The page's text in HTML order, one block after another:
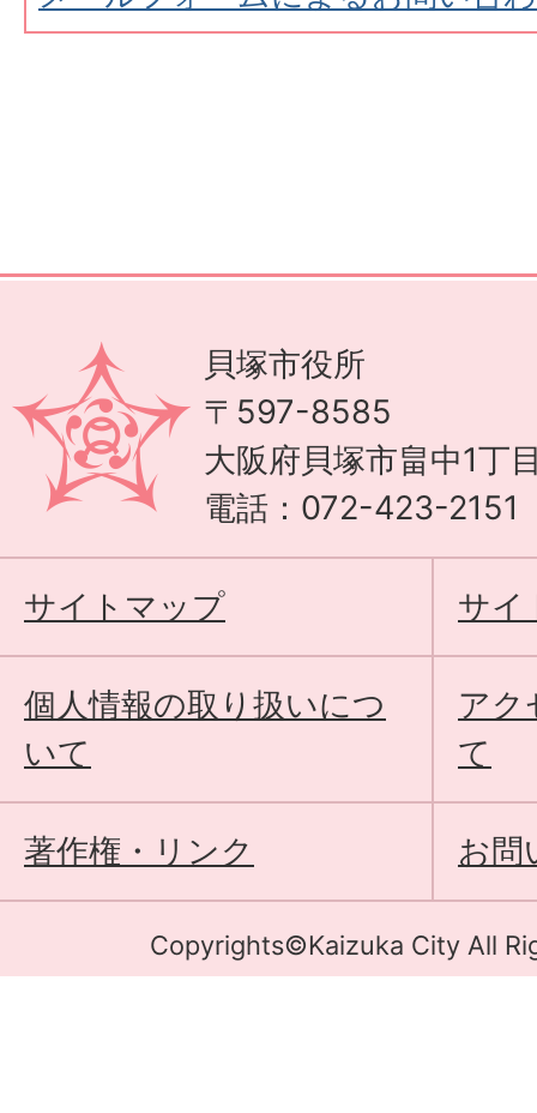
貝塚市役所
〒597-8585
大阪府貝塚市畠中1丁
電話：072-423-2151
サイトマップ サイ
個人情報の取り扱いにつ
いて
アク
て
著作権・リンク お問
Copyrights©Kaizuka City All